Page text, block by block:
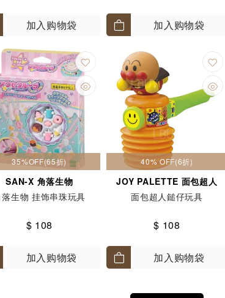
加入购物袋 加入购物袋
35%OFF(65折)
SAN-X 角落生物
生物 挂饰串珠玩具
$ 108
加入购物袋
40% OFF(6折)
JOY PALETTE 面包超人
面包超人鎚仔玩具
$ 108
加入购物袋